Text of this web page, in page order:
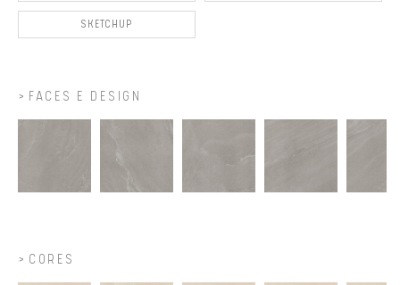
SKETCHUP
FACES E DESIGN
CORES